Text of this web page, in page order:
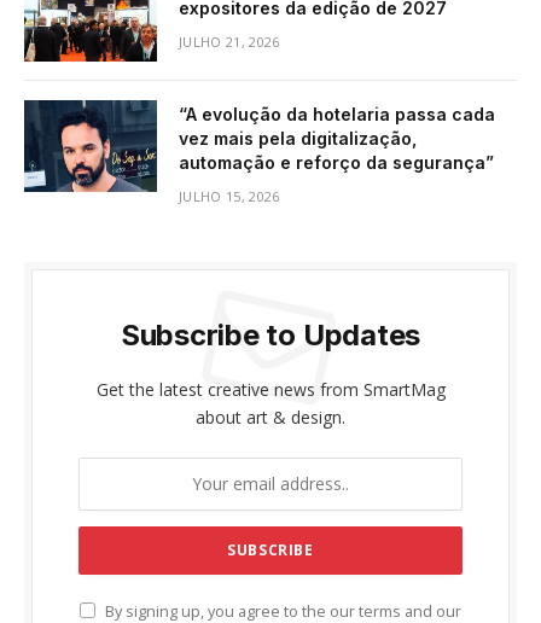
expositores da edição de 2027
JULHO 21, 2026
“A evolução da hotelaria passa cada
vez mais pela digitalização,
automação e reforço da segurança”
JULHO 15, 2026
Subscribe to Updates
Get the latest creative news from SmartMag
about art & design.
By signing up, you agree to the our terms and our